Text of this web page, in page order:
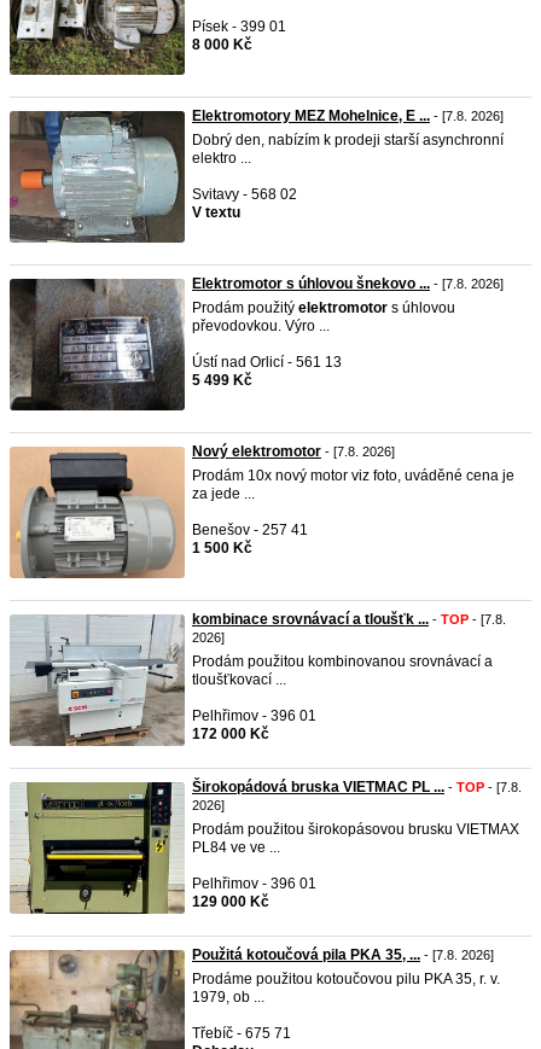
Písek - 399 01
8 000 Kč
Elektromotory MEZ Mohelnice, E ... - [7.8. 2026]
Dobrý den, nabízím k prodeji starší asynchronní
elektro ...
Svitavy - 568 02
V textu
Elektromotor s úhlovou šnekovo ... - [7.8. 2026]
Prodám použitý elektromotor s úhlovou
převodovkou. Výro ...
Ústí nad Orlicí - 561 13
5 499 Kč
Nový elektromotor - [7.8. 2026]
Prodám 10x nový motor viz foto, uváděné cena je
za jede ...
Benešov - 257 41
1 500 Kč
kombinace srovnávací a tloušťk ... - TOP - [7.8.
2026]
Prodám použitou kombinovanou srovnávací a
tloušťkovací ...
Pelhřimov - 396 01
172 000 Kč
Širokopádová bruska VIETMAC PL ... - TOP - [7.8.
2026]
Prodám použitou širokopásovou brusku VIETMAX
PL84 ve ve ...
Pelhřimov - 396 01
129 000 Kč
Použitá kotoučová pila PKA 35, ... - [7.8. 2026]
Prodáme použitou kotoučovou pilu PKA 35, r. v.
1979, ob ...
Třebíč - 675 71